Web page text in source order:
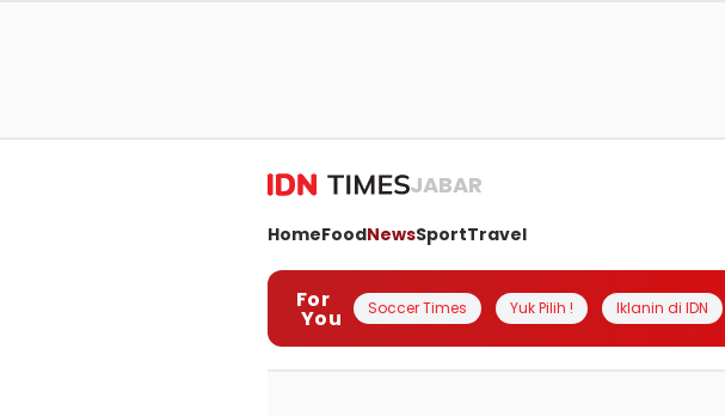
JABAR
HomeFoodNewsSportTravel
For
You Soccer Times Yuk Pilih ! Iklanin di IDN